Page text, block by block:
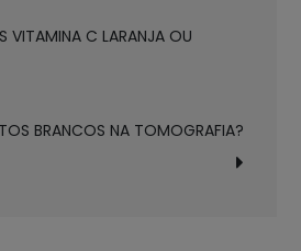
VITAMINA C LARANJA OU
BRANCOS NA TOMOGRAFIA?